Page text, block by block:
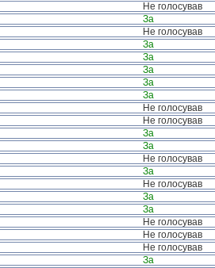
Не голосував
За
Не голосував
За
За
За
За
За
Не голосував
Не голосував
За
За
Не голосував
За
Не голосував
За
За
Не голосував
Не голосував
Не голосував
За